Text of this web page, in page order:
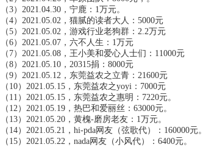
（3）2021.04.30，宁鹿：1万元。
（4）2021.05.02，猫腻的读者大人：5000元
（5）2021.05.02，游戏行业老狗群：2.2万元
（6）2021.05.07，六不人生：1万元
（7）2021.05.08，王小美和爱心人士们：11000元
（8）2021.05.10，20315捐：8000元
（9）2021.05.12，东莞益农之立青：21600元
（10）2021.05.15，东莞益农之yoyi：7000元
（11）2021.05.15，东莞益农之惠明：7220元。
（12）2021.05.19，热巴和爱丽丝：63000元。
（13）2021.05.20，黄槐-磨房老友：1万元。
（14）2021.05.21，hi-pda网友（弦歌代）：160000元。
（15）2021.05.22，nada网友（小风代）：6400元。